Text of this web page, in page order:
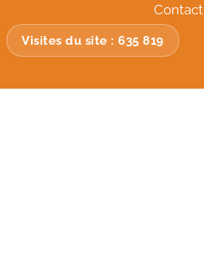
Contact
Visites du site : 635 819